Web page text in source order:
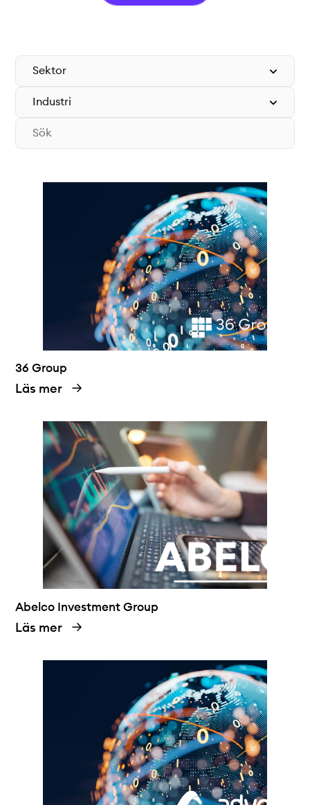
36 Group
Läs mer
Abelco Investment Group
Läs mer